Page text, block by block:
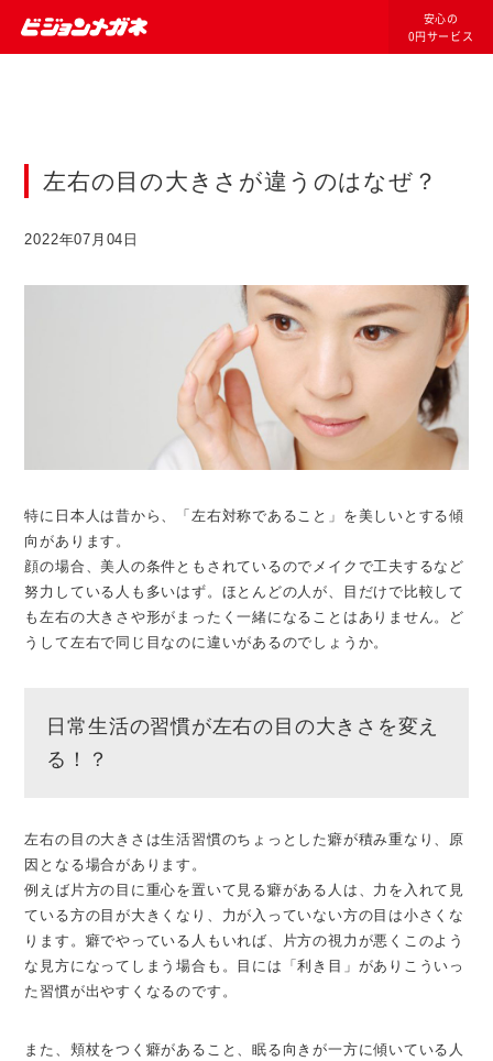
安心の
0円サービス
左右の目の大きさが違うのはなぜ？
2022年07月04日
特に日本人は昔から、「左右対称であること」を美しいとする傾
向があります。
顔の場合、美人の条件ともされているのでメイクで工夫するなど
努力している人も多いはず。ほとんどの人が、目だけで比較して
も左右の大きさや形がまったく一緒になることはありません。ど
うして左右で同じ目なのに違いがあるのでしょうか。
日常生活の習慣が左右の目の大きさを変え
る！？
左右の目の大きさは生活習慣のちょっとした癖が積み重なり、原
因となる場合があります。
例えば片方の目に重心を置いて見る癖がある人は、力を入れて見
ている方の目が大きくなり、力が入っていない方の目は小さくな
ります。癖でやっている人もいれば、片方の視力が悪くこのよう
な見方になってしまう場合も。目には「利き目」がありこういっ
た習慣が出やすくなるのです。
また、頬杖をつく癖があること、眠る向きが一方に傾いている人